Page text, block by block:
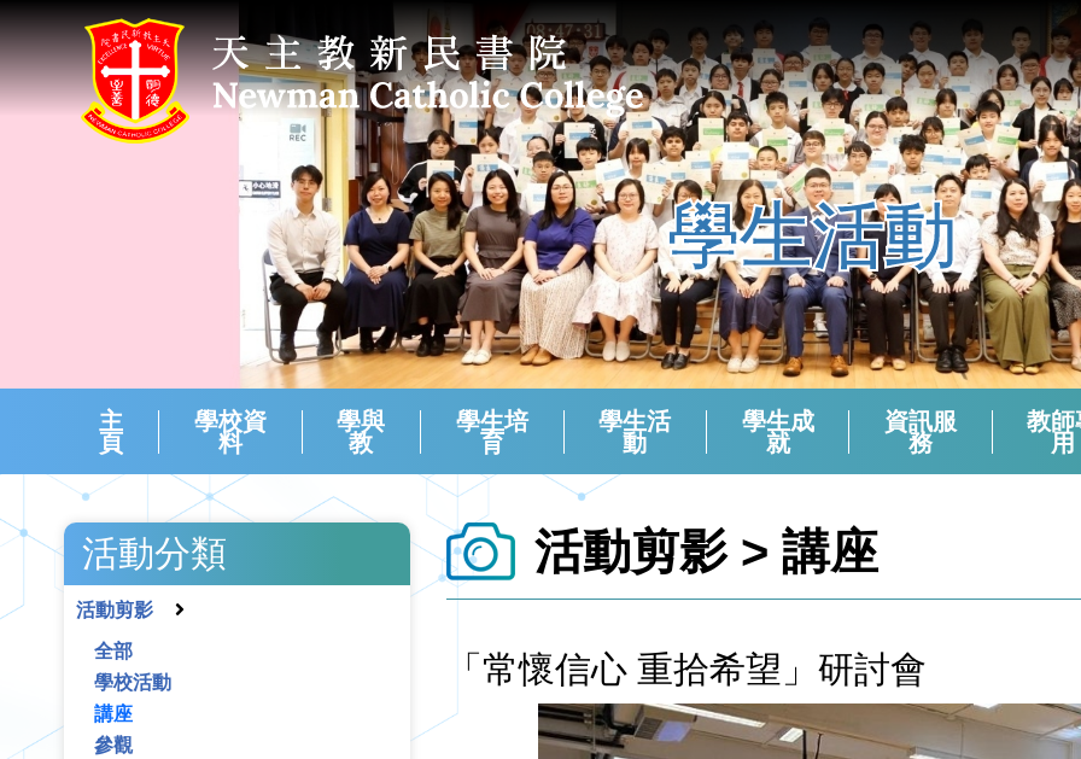
學生活動
主
頁
學校資
料
學與
教
學生培
育
學生活
動
學生成
就
資訊服
務
教師
用
活動分類
活動剪影
全部
學校活動
講座
參觀
活動剪影 > 講座
「常懷信心 重拾希望」研討會